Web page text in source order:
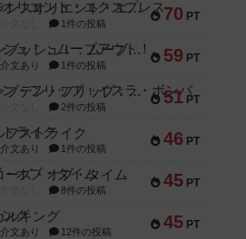
70 PT
トランスオリエント・エクスプレス
1件の投稿
59 PT
アンブッシュ！：ムーブアウト！
文あり 1件の投稿
51 PT
キャプテン・フリップ：イスラ・ボンバ
2件の投稿
46 PT
フストライク
文あり 1件の投稿
45 PT
ーズ・オブ・タイム
8件の投稿
45 PT
ルキング
文あり 12件の投稿